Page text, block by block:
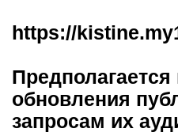
https://
обновления
запросам их